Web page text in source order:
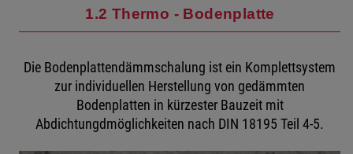
1.2 Thermo - Bodenplatte
Die Bodenplattendämmschalung ist ein Komplettsystem
zur individuellen Herstellung von gedämmten
Bodenplatten in kürzester Bauzeit mit
Abdichtungdmöglichkeiten nach DIN 18195 Teil 4-5.